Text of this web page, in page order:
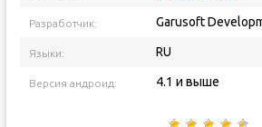
Разработчик: Garusoft
Языки: RU
Версия андроид: 4.1 и выше